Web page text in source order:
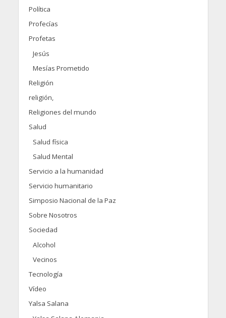
Política
Profecías
Profetas
Jesús
Mesías Prometido
Religión
religión,
Religiones del mundo
Salud
Salud física
Salud Mental
Servicio a la humanidad
Servicio humanitario
Simposio Nacional de la Paz
Sobre Nosotros
Sociedad
Alcohol
Vecinos
Tecnología
Vídeo
Yalsa Salana